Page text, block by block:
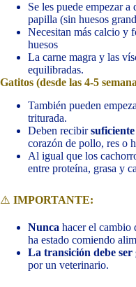
Se les puede empezar
papilla (sin huesos
Necesitan más calcio y
huesos
La carne magra y las
equilibradas.
Gatitos (desde las 4-5
También pueden
triturada.
Deben recibir
corazón de pollo, res o
Al igual que los
entre proteína, grasa y
⚠️ IMPORTANTE:
Nunca hacer el cambio
ha estado comiendo
La transición debe
por un veterinario.